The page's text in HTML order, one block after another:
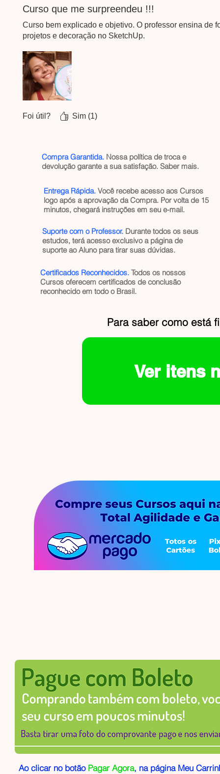
Curso que me surpreendeu !!!
Curso bem explicado e objetivo. O professor ensina de
projetos e decoração no SketchUp.
Foi útil? Sim (1)
Compra Garantida. Nossa política de troca e
devolução garante a sua satisfação. Saber mais.
Entrega Rápida. Você recebe acesso aos Cursos
logo após a aprovação da Compra. Por volta de 15
minutos, chegará instruções em seu e-mail.
Suporte com o Professor. Durante todos os seus
estudos, terá acesso exclusivo a página de
suporte ao Aluno para tirar suas dúvidas.
Certificados Reconhecidos. Todos os nossos
Cursos oferecem certificados de conclusão
reconhecido em todo o Brasil.
Para saber como está
Ver itens
Ao clicar no botão Pagar Agora, na página Meu